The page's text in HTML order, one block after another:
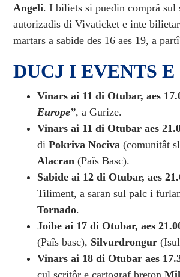
Angeli. I biliets si puedin comprâ
autorizadis di Vivaticket e inte
martars a sabide des 16 aes 19, a
DUCJ I EVENTS
Vinars ai 11 di Otubar, aes
Europe”, a Gurize.
Vinars ai 11 di Otubar aes
diPokriva Nociva (comunitât
Alacran (Paîs Basc).
Sabide ai 12 di Otubar, aes
Tiliment, a saran sul palc i
Tornado.
Joibe ai 17 di Otubar, aes
(Paîs basc), Silvurdrongur
Vinars ai 18 di Otubar aes
cul scritôr e cartograf breton